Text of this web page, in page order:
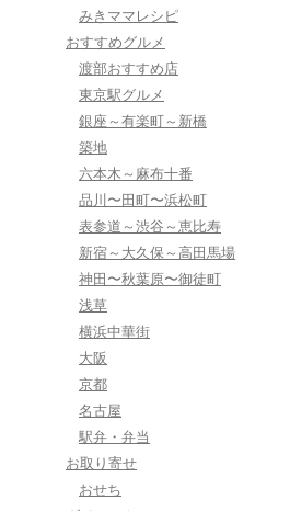
みきママレシピ
おすすめグルメ
渡部おすすめ店
東京駅グルメ
銀座～有楽町～新橋
築地
六本木～麻布十番
品川〜田町〜浜松町
表参道～渋谷～恵比寿
新宿～大久保～高田馬場
神田〜秋葉原〜御徒町
浅草
横浜中華街
大阪
京都
名古屋
駅弁・弁当
お取り寄せ
おせち